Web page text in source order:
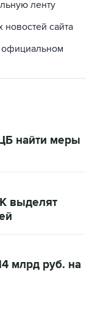
официальном